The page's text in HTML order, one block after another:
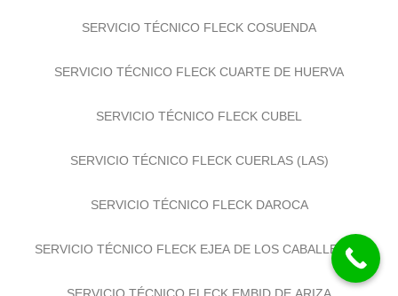
SERVICIO TÉCNICO FLECK COSUENDA
SERVICIO TÉCNICO FLECK CUARTE DE HUERVA
SERVICIO TÉCNICO FLECK CUBEL
SERVICIO TÉCNICO FLECK CUERLAS (LAS)
SERVICIO TÉCNICO FLECK DAROCA
SERVICIO TÉCNICO FLECK EJEA DE LOS CABALLEROS